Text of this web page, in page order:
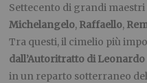
Settecento di grandi
Michelangelo, Raffaello,
Tra questi, il cimelio più
dall’Autoritratto di Leonardo
in un reparto sotterraneo